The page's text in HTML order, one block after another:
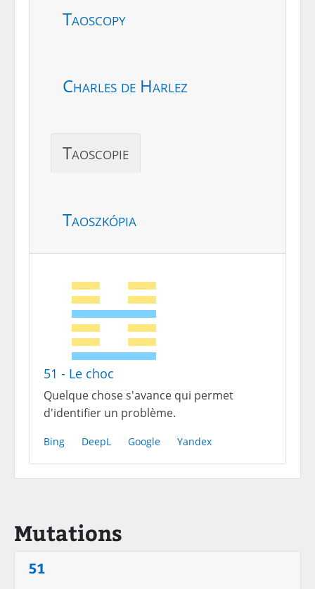
Taoscopy
Charles de Harlez
Taoscopie
Taoszkópia
51 - Le choc
Quelque chose s'avance qui permet
d'identifier un problème.
Bing DeepL Google Yandex
Mutations
51